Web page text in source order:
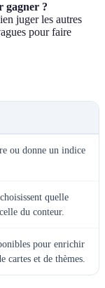
gagner ?
juger les autres
pour faire
ou donne un indice
quelle
du conteur.
pour enrichir
cartes et de thèmes.